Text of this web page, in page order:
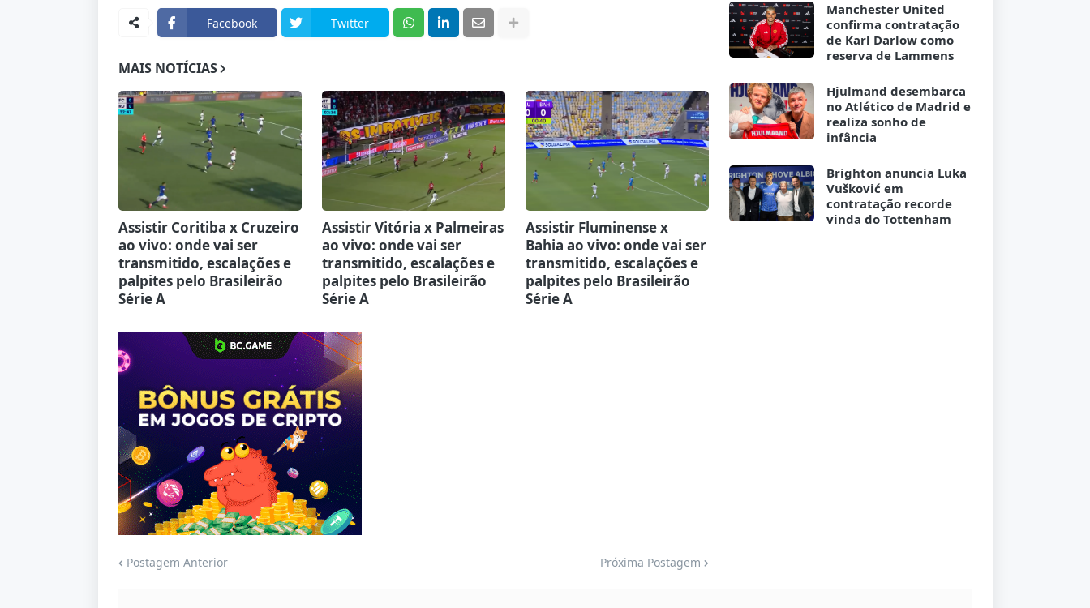
Facebook Twitter
MAIS NOTÍCIAS
Assistir Coritiba x Cruzeiro
ao vivo: onde vai ser
transmitido, escalações e
palpites pelo Brasileirão
Série A
Assistir Vitória x Palmeiras
ao vivo: onde vai ser
transmitido, escalações e
palpites pelo Brasileirão
Série A
Assistir Fluminense x
Bahia ao vivo: onde vai ser
transmitido, escalações e
palpites pelo Brasileirão
Série A
Jogue com responsabilidade. 18+
Postagem Anterior Próxima Postagem
Manchester United
confirma contratação
de Karl Darlow como
reserva de Lammens
Hjulmand desembarca
no Atlético de Madrid e
realiza sonho de
infância
Brighton anuncia Luka
Vušković em
contratação recorde
vinda do Tottenham